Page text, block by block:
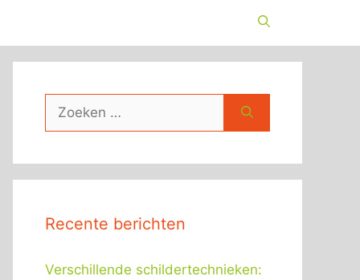
naar:
Recente berichten
Verschillende schildertechnieken: